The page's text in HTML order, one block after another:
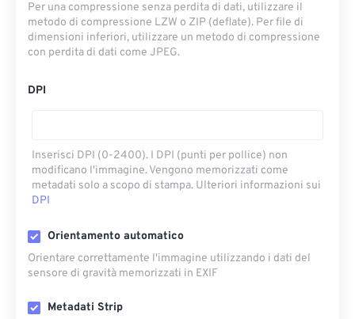
Per una compressione senza perdita di dati, utilizzare il
metodo di compressione LZW o ZIP (deflate). Per file di
dimensioni inferiori, utilizzare un metodo di compressione
con perdita di dati come JPEG.
DPI
Inserisci DPI (0-2400). I DPI (punti per pollice) non
modificano l'immagine. Vengono memorizzati come
metadati solo a scopo di stampa. Ulteriori informazioni sui
DPI
Orientamento automatico
Orientare correttamente l'immagine utilizzando i dati del
sensore di gravità memorizzati in EXIF
Metadati Strip